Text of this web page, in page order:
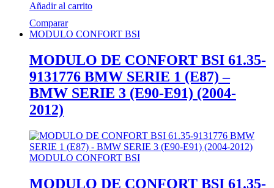
Añadir al carrito
Comparar
MODULO CONFORT BSI
MODULO DE CONFORT BSI 61.35-
9131776 BMW SERIE 1 (E87) –
BMW SERIE 3 (E90-E91) (2004-
2012)
MODULO CONFORT BSI
MODULO DE CONFORT BSI 61.35-